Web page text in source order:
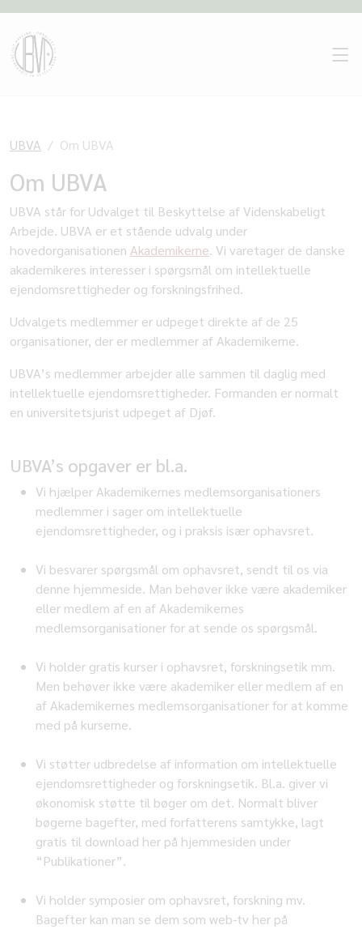
UBVA Om UBVA
Om UBVA
UBVA står for Udvalget til Beskyttelse af Videnskabeligt
Arbejde. UBVA er et stående udvalg under
hovedorganisationen Akademikerne. Vi varetager de danske
akademikeres interesser i spørgsmål om intellektuelle
ejendomsrettigheder og forskningsfrihed.
Udvalgets medlemmer er udpeget direkte af de 25
organisationer, der er medlemmer af Akademikerne.
UBVA’s medlemmer arbejder alle sammen til daglig med
intellektuelle ejendomsrettigheder. Formanden er normalt
en universitetsjurist udpeget af Djøf.
UBVA’s opgaver er bl.a.
­Vi hjælper Akademikernes medlemsorganisationers
medlemmer i sager om intellektuelle
ejendomsrettigheder, og i praksis især ophavsret.
Vi besvarer spørgsmål om ophavsret, sendt til os via
denne hjemmeside. Man behøver ikke være akademiker
eller medlem af en af Akademikernes
medlemsorganisationer for at sende os spørgsmål.
Vi holder gratis kurser i ophavsret, forskningsetik mm.
Men behøver ikke være akademiker eller medlem af en
af Akademikernes medlemsorganisationer for at komme
med på kurserne.
Vi støtter udbredelse af information om intellektuelle
ejendomsrettigheder og forskningsetik. Bl.a. giver vi
økonomisk støtte til bøger om det. Normalt bliver
bøgerne bagefter, med forfatterens samtykke, lagt
gratis til download her på hjemmesiden under
“Publikationer”.
Vi holder symposier om ophavsret, forskning mv.
Bagefter kan man se dem som web-tv her på